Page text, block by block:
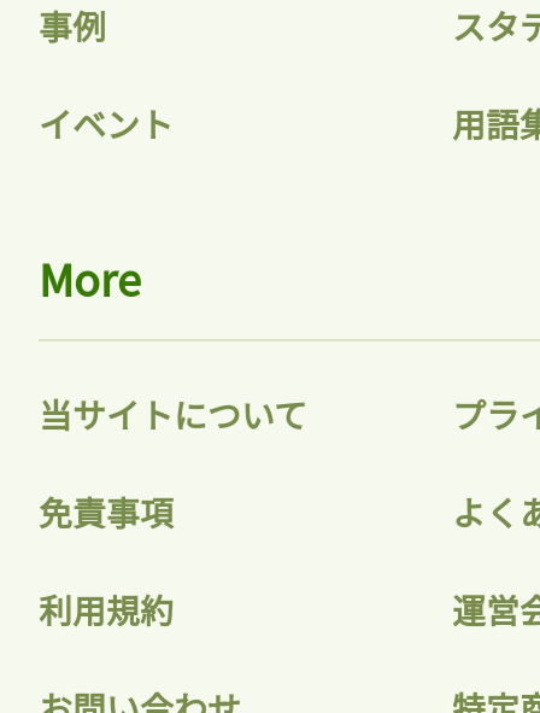
事例 スタ
イベント 用語
More
当サイトについて プラ
免責事項 よく
利用規約 運営